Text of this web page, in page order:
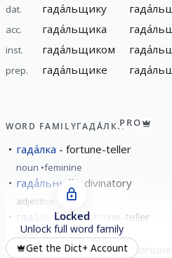
dat. гада́льщику
acc. гада́льщика
inst. гада́льщиком
prep. гада́льщике
WORD FAMILYГАДА́ЛКАPRO
гада́лка fortune-teller
noun feminine
гада́льный divinatory
adjective
гада́льщик fortune-teller
noun masculine
гада́льщица (female)
Locked
Unlock full word family
Get the Dict+ Account